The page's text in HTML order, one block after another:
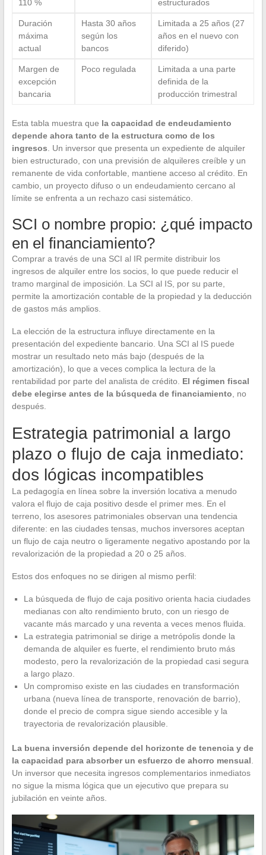
110 % estructurados
Duración
máxima
actual
Hasta 30 años
según los
bancos
Limitada a 25 años (27
años en el nuevo con
diferido)
Margen de
excepción
bancaria
Poco regulada
Limitada a una parte
definida de la
producción trimestral
Esta tabla muestra que la capacidad de endeudamiento
depende ahora tanto de la estructura como de los
ingresos . Un inversor que presenta un expediente de alquiler
bien estructurado, con una previsión de alquileres creíble y un
remanente de vida confortable, mantiene acceso al crédito. En
cambio, un proyecto difuso o un endeudamiento cercano al
límite se enfrenta a un rechazo casi sistemático.
SCI o nombre propio: ¿qué impacto
en el financiamiento?
Comprar a través de una SCI al IR permite distribuir los
ingresos de alquiler entre los socios, lo que puede reducir el
tramo marginal de imposición. La SCI al IS, por su parte,
permite la amortización contable de la propiedad y la deducción
de gastos más amplios.
La elección de la estructura influye directamente en la
presentación del expediente bancario. Una SCI al IS puede
mostrar un resultado neto más bajo (después de la
amortización), lo que a veces complica la lectura de la
rentabilidad por parte del analista de crédito. El régimen fiscal
debe elegirse antes de la búsqueda de financiamiento , no
después.
Estrategia patrimonial a largo
plazo o flujo de caja inmediato:
dos lógicas incompatibles
La pedagogía en línea sobre la inversión locativa a menudo
valora el flujo de caja positivo desde el primer mes. En el
terreno, los asesores patrimoniales observan una tendencia
diferente: en las ciudades tensas, muchos inversores aceptan
un flujo de caja neutro o ligeramente negativo apostando por la
revalorización de la propiedad a 20 o 25 años.
Estos dos enfoques no se dirigen al mismo perfil:
La búsqueda de flujo de caja positivo orienta hacia ciudades
medianas con alto rendimiento bruto, con un riesgo de
vacante más marcado y una reventa a veces menos fluida.
La estrategia patrimonial se dirige a metrópolis donde la
demanda de alquiler es fuerte, el rendimiento bruto más
modesto, pero la revalorización de la propiedad casi segura
a largo plazo.
Un compromiso existe en las ciudades en transformación
urbana (nueva línea de transporte, renovación de barrio),
donde el precio de compra sigue siendo accesible y la
trayectoria de revalorización plausible.
La buena inversión depende del horizonte de tenencia y de
la capacidad para absorber un esfuerzo de ahorro mensual
Un inversor que necesita ingresos complementarios inmediatos
no sigue la misma lógica que un ejecutivo que prepara su
jubilación en veinte años.